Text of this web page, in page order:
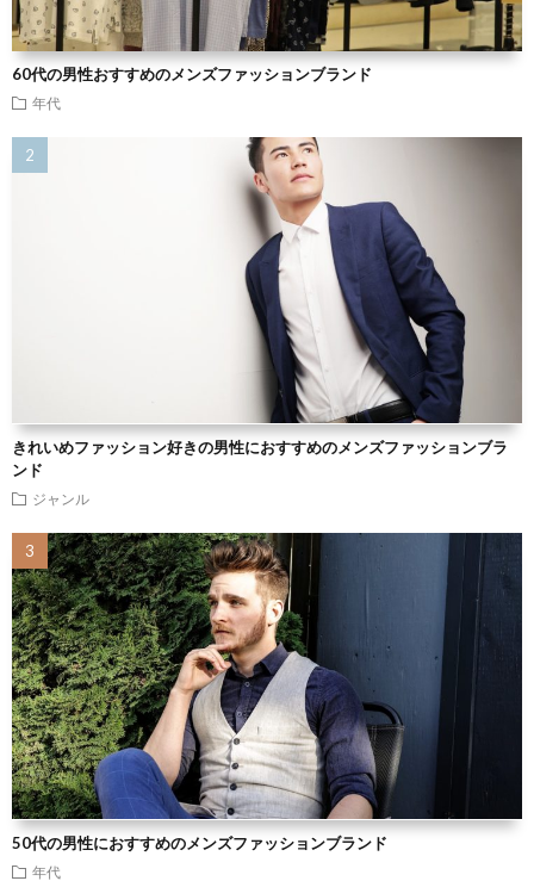
60代の男性おすすめのメンズファッションブランド
年代
きれいめファッション好きの男性におすすめのメンズファッションブラ
ンド
ジャンル
50代の男性におすすめのメンズファッションブランド
年代